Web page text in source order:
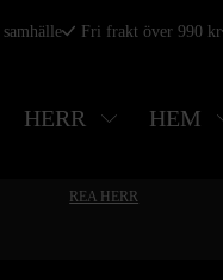
Fri frakt över 990 kr
HERR HEM
REA HERR